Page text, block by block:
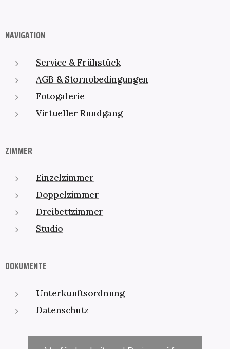
NAVIGATION
Service & Frühstück
AGB & Stornobedingungen
Fotogalerie
Virtueller Rundgang
ZIMMER
Einzelzimmer
Doppelzimmer
Dreibettzimmer
Studio
DOKUMENTE
Unterkunftsordnung
Datenschutz